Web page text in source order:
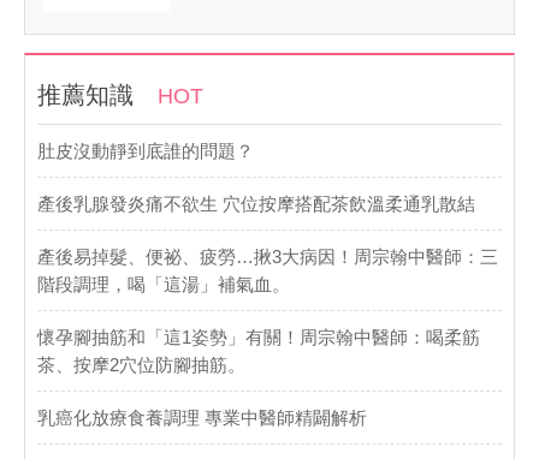
推薦知識 HOT
肚皮沒動靜到底誰的問題？
產後乳腺發炎痛不欲生 穴位按摩搭配茶飲溫柔通乳散結
產後易掉髮、便祕、疲勞…揪3大病因！周宗翰中醫師：三
階段調理，喝「這湯」補氣血。
懷孕腳抽筋和「這1姿勢」有關！周宗翰中醫師：喝柔筋
茶、按摩2穴位防腳抽筋。
乳癌化放療食養調理 專業中醫師精闢解析